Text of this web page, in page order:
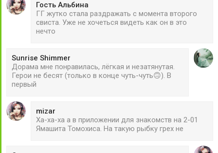
Гость Альбина
ГГ жутко стала раздражать с момента второго
свиста. Уже не хочеться видеть как он в это
нечто
Sunrise Shimmer
Дорама мне понравилась, лёгкая и незатянутая.
Герои не бесят (только в конце чуть-чуть🙃). В
первый
mizar
Ха-ха-ха а в приложении для знакомств на 2-01
Ямашита Томохиса. На такую рыбку грех не